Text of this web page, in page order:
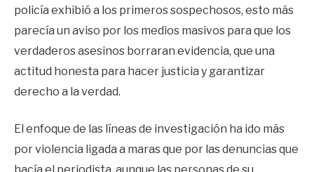
policía exhibió a los primeros sospechosos, esto más
parecía un aviso por los medios masivos para que los
verdaderos asesinos borraran evidencia, que una
actitud honesta para hacer justicia y garantizar
derecho a la verdad.
El enfoque de las líneas de investigación ha ido más
por violencia ligada a maras que por las denuncias que